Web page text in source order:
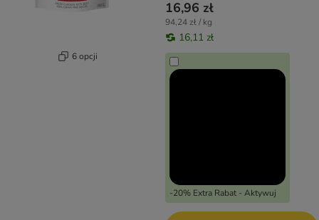
6 opcji
16,96 zł
94,24 zł / kg
16,11 zł
-20% Extra Rabat - Aktywuj